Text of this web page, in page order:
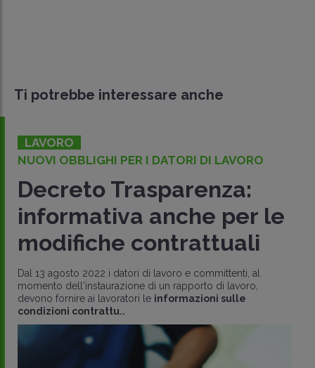
Ti potrebbe interessare anche
LAVORO
NUOVI OBBLIGHI PER I DATORI DI LAVORO
Decreto Trasparenza:
informativa anche per le
modifiche contrattuali
Dal 13 agosto 2022 i datori di lavoro e committenti, al
momento dell'instaurazione di un rapporto di lavoro,
devono fornire ai lavoratori le informazioni sulle
condizioni contrattu..